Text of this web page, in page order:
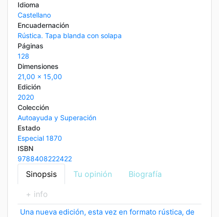
Idioma
Castellano
Encuadernación
Rústica. Tapa blanda con solapa
Páginas
128
Dimensiones
21,00 x 15,00
Edición
2020
Colección
Autoayuda y Superación
Estado
Especial 1870
ISBN
9788408222422
Sinopsis Tu opinión Biografía
+ info
Una nueva edición, esta vez en formato rústica, de